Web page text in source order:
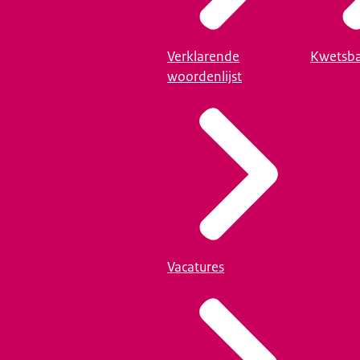
Verklarende
woordenlijst
Vacatures